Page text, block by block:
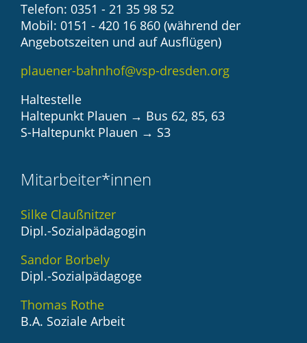
Telefon: 0351 - 21 35 98 52
Mobil: 0151 - 420 16 860 (während der
Angebotszeiten und auf Ausflügen)
plauener-bahnhof@vsp-dresden.org
Haltestelle
Haltepunkt Plauen → Bus 62, 85, 63
S-Haltepunkt Plauen → S3
Mitarbeiter*innen
Silke Claußnitzer
Dipl.-Sozialpädagogin
Sandor Borbely
Dipl.-Sozialpädagoge
Thomas Rothe
B.A. Soziale Arbeit